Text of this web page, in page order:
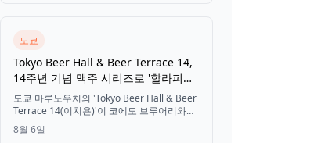
도쿄
Tokyo Beer Hall & Beer Terrace 14,
14주년 기념 맥주 시리즈로 '할라피뇨
라거' 출시
도쿄 마루노우치의 'Tokyo Beer Hall & Beer
Terrace 14(이치욘)'이 코에도 브루어리와의
14주년 기념 콜라보레이션 맥주 시리즈 제2
탄으로 '할라피뇨 라거'를 선보이며, 2026년
8월 6일